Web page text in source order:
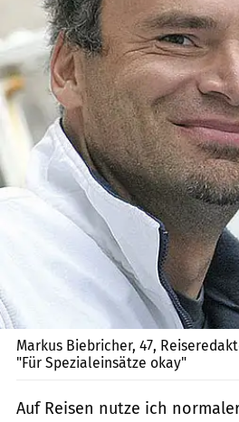
Markus Biebricher, 47,
"Für Spezialeinsätze okay"
Auf Reisen nutze ich